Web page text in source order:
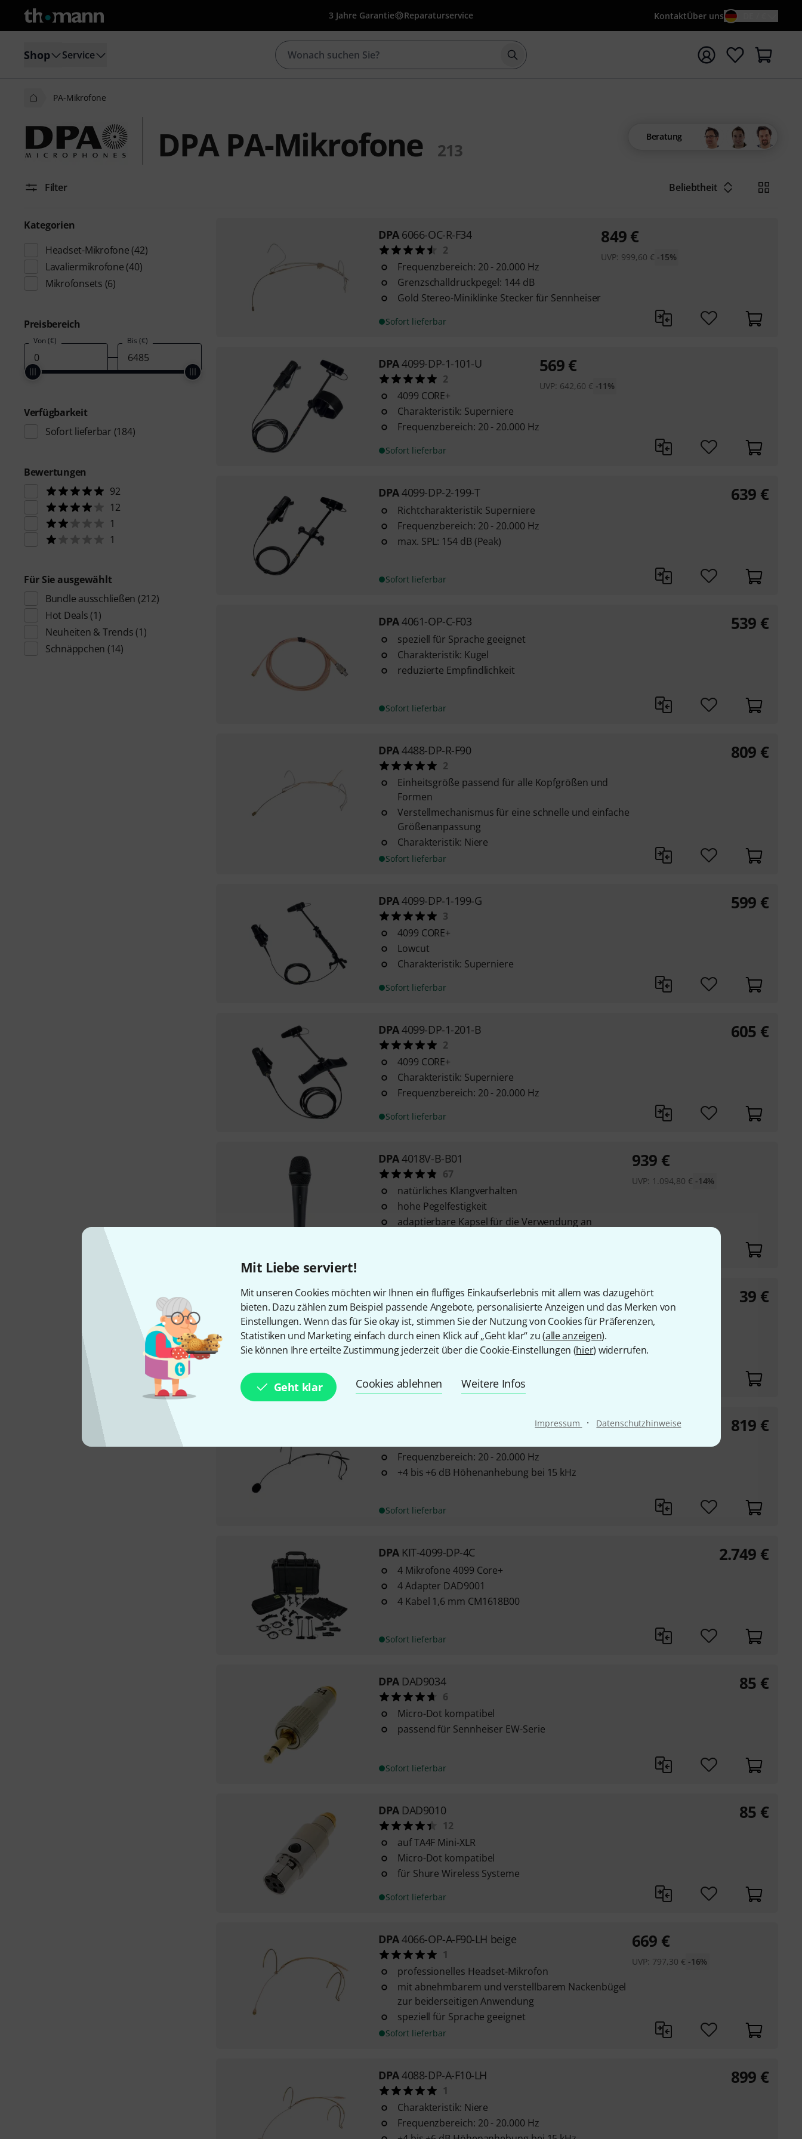
Mit Liebe serviert!
Mit unseren Cookies möchten wir Ihnen ein fluffiges Einkaufserlebnis mit allem was dazugehört
bieten. Dazu zählen zum Beispiel passende Angebote, personalisierte Anzeigen und das Merken von
Einstellungen. Wenn das für Sie okay ist, stimmen Sie der Nutzung von Cookies für Präferenzen,
Statistiken und Marketing einfach durch einen Klick auf „Geht klar“ zu (alle anzeigen).
Sie können Ihre erteilte Zustimmung jederzeit über die Cookie-Einstellungen (hier) widerrufen.
Geht klar Cookies ablehnen Weitere Infos
Impressum · Datenschutzhinweise
3 Jahre Garantie Reparaturservice KontaktÜber uns
Shop Service Suche mit Suchwort {searchTerm} starten
PA-Mikrofone
DPA PA-Mikrofone 213
Beratung
Filter Beliebtheit
Kategorien
Headset-Mikrofone (42)
Lavaliermikrofone (40)
Mikrofonsets (6)
Preisbereich
Von (€) Bis (€)
Verfügbarkeit
Sofort lieferbar (184)
Bewertungen
92
12
1
1
Für Sie ausgewählt
Bundle ausschließen (212)
Hot Deals (1)
Neuheiten & Trends (1)
Schnäppchen (14)
DPA 6066-OC-R-F34
2
Frequenzbereich: 20 - 20.000 Hz
Grenzschalldruckpegel: 144 dB
Gold Stereo-Miniklinke Stecker für Sennheiser
Sofort lieferbar
849€
UVP: 999,60 € -15%
DPA4099-DP-1-101-U
2
4099 CORE+
Charakteristik: Superniere
Frequenzbereich: 20 - 20.000 Hz
Sofort lieferbar
569€
UVP: 642,60 € -11%
DPA4099-DP-2-199-T
Richtcharakteristik: Superniere
Frequenzbereich: 20 - 20.000 Hz
max. SPL: 154 dB (Peak)
Sofort lieferbar
639 €
DPA4061-OP-C-F03
speziell für Sprache geeignet
Charakteristik: Kugel
reduzierte Empfindlichkeit
Sofort lieferbar
539 €
DPA4488-DP-R-F90
2
Einheitsgröße passend für alle Kopfgrößen und
Formen
Verstellmechanismus für eine schnelle und einfache
Größenanpassung
Charakteristik: Niere
Sofort lieferbar
809 €
DPA4099-DP-1-199-G
3
4099 CORE+
Lowcut
Charakteristik: Superniere
Sofort lieferbar
599 €
DPA4099-DP-1-201-B
2
4099 CORE+
Charakteristik: Superniere
Frequenzbereich: 20 - 20.000 Hz
Sofort lieferbar
605 €
DPA4018V-B-B01
67
natürliches Klangverhalten
hohe Pegelfestigkeit
adaptierbare Kapsel für die Verwendung an
939 €
UVP: 1.094,80 € -14%
DPAVC4099
57
für DPA 4099 Mikrofon
Farbe: Schwarz
Sofort lieferbar
39 €
Frequenzbereich: 20 - 20.000 Hz
+4 bis +6 dB Höhenanhebung bei 15 kHz
Sofort lieferbar
819 €
DPA KIT-4099-DP-4C
4 Mikrofone 4099 Core+
4 Adapter DAD9001
4 Kabel 1,6 mm CM1618B00
Sofort lieferbar
2.749 €
DPA DAD9034
6
Micro-Dot kompatibel
passend für Sennheiser EW-Serie
Sofort lieferbar
85 €
DPA DAD9010
12
auf TA4F Mini-XLR
Micro-Dot kompatibel
für Shure Wireless Systeme
Sofort lieferbar
85 €
DPA4066-OP-A-F90-LH beige
1
professionelles Headset-Mikrofon
mit abnehmbarem und verstellbarem Nackenbügel
zur beiderseitigen Anwendung
speziell für Sprache geeignet
Sofort lieferbar
669 €
UVP: 797,30 € -16%
DPA4088-DP-A-F10-LH
1
Charakteristik: Niere
Frequenzbereich: 20 - 20.000 Hz
899 €